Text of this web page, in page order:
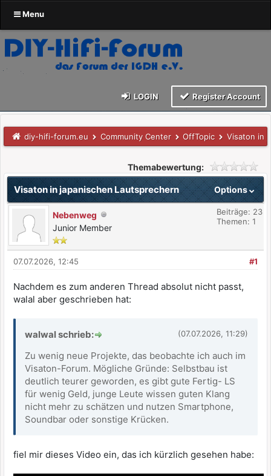
Menu
LOGIN Register Account
diy-hifi-forum.eu Community Center OffTopic Visaton in
Themabewertung:
Options
Visaton in japanischen Lautsprechern
Nebenweg
Junior Member
Beiträge: 23
Themen: 1
#1
07.07.2026, 12:45
Nachdem es zum anderen Thread absolut nicht passt,
walal aber geschrieben hat:
(07.07.2026, 11:29)
walwal schrieb:
Zu wenig neue Projekte, das beobachte ich auch im
Visaton-Forum. Mögliche Gründe: Selbstbau ist
deutlich teurer geworden, es gibt gute Fertig- LS
für wenig Geld, junge Leute wissen guten Klang
nicht mehr zu schätzen und nutzen Smartphone,
Soundbar oder sonstige Krücken.
fiel mir dieses Video ein, das ich kürzlich gesehen habe: